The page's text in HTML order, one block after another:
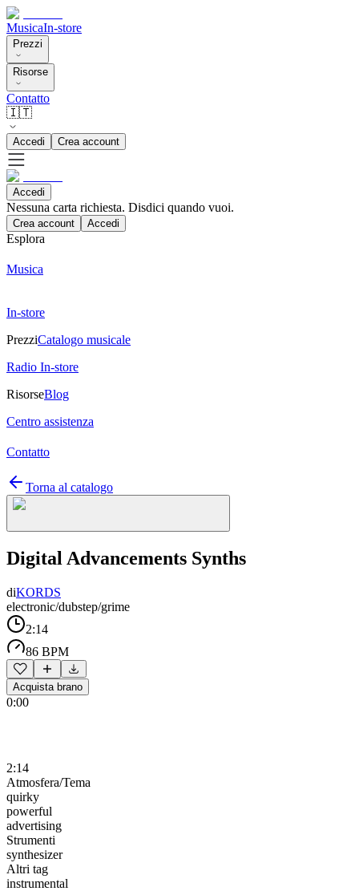
MusicaIn-store
Prezzi
Risorse
Contatto
🇮🇹
Accedi Crea account
Accedi
Nessuna carta richiesta. Disdici quando vuoi.
Crea account Accedi
Esplora
Musica
In-store
PrezziCatalogo musicale
Radio In-store
RisorseBlog
Centro assistenza
Contatto
Torna al catalogo
Digital Advancements Synths
diKORDS
electronic/dubstep/grime
2:14
86 BPM
Acquista brano
0:00
2:14
Atmosfera/Tema
quirky
powerful
advertising
Strumenti
synthesizer
Altri tag
instrumental